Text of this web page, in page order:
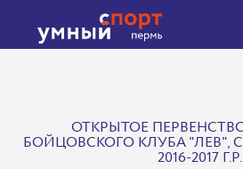
ОТКРЫТОЕ
БОЙЦОВСКОГО КЛУБА "ЛЕВ",
2016-2017 Г.Р.